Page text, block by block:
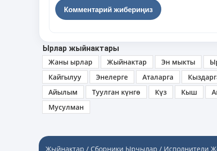
Ырлар жыйнактары
Жаны ырлар
Жыйнактар Эн мыкты
Кайгылуу
Энелерге Аталарга
Айылым
Туулган күнгө Күз Кыш
Мусулман
Жыйнактар / Сборники Ырчылар / Исполнители